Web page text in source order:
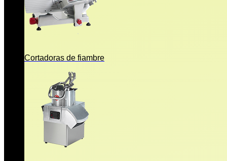
Cortadoras de fiambre